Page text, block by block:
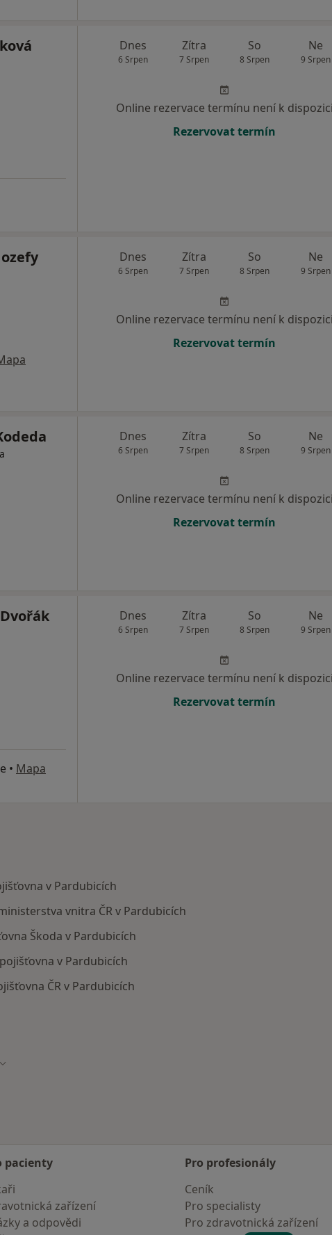
Dnes
6 Srpen
Zítra
7 Srpen
So
8 Srpen
Ne
9 Srpen
Online rezervace termínu není k dispozici
Rezervovat termín
Dnes
6 Srpen
Zítra
7 Srpen
So
8 Srpen
Ne
9 Srpen
Online rezervace termínu není k dispozici
Rezervovat termín
Dnes
6 Srpen
Zítra
7 Srpen
So
8 Srpen
Ne
9 Srpen
Online rezervace termínu není k dispozici
Rezervovat termín
• Mapa
Dnes
6 Srpen
Zítra
7 Srpen
So
8 Srpen
Ne
9 Srpen
Online rezervace termínu není k dispozici
Rezervovat termín
v Pardubicích
vnitra ČR v Pardubicích
Škoda v Pardubicích
v Pardubicích
ČR v Pardubicích
Změna města
pacienty
zařízení
a odpovědi
Pro profesionály
Ceník
Pro specialisty
Pro zdravotnická zařízení